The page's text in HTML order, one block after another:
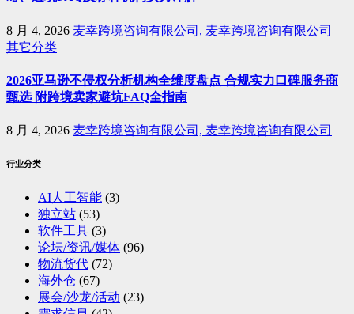
8 月 4, 2026 麦幸跨境咨询有限公司, 麦幸跨境咨询有限公司
其它分类
2026亚马逊不侵权分析机构全维度盘点 合规实力口碑服务商
甄选 附跨境卖家避坑FAQ全指南
8 月 4, 2026 麦幸跨境咨询有限公司, 麦幸跨境咨询有限公司
行业分类
AI人工智能 (3)
独立站 (53)
软件工具 (3)
论坛/资讯/媒体 (96)
物流货代 (72)
海外仓 (67)
展会/沙龙/活动 (23)